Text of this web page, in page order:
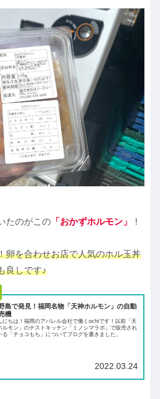
たのがこの 「おかずホルモン」 ！
卵を合わせお店で人気のホル玉丼
良しです♪
島で発見！福岡名物「天神ホルモン」の自動
機
にちは！福岡のアパレル会社で働くochiです！以前「天
ルモン」のテストキッチン「ミノシマラボ」で販売され
る「チョコもち」についてブログを書きました。
2022.03.24